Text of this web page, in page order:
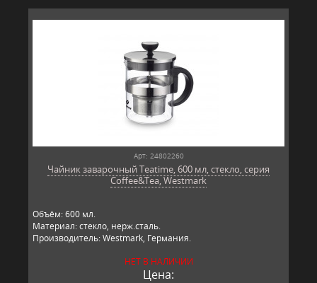
Арт: 24802260
Чайник заварочный Teatime, 600 мл, стекло, серия
Coffee&Tea, Westmark
Объём: 600 мл.
Материал: стекло, нерж.сталь.
Производитель: Westmark, Германия.
НЕТ В НАЛИЧИИ
Цена: